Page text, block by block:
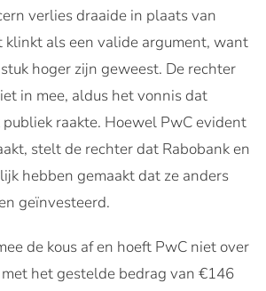
verlies draaide in plaats van
klinkt als een valide argument, want
hoger zijn geweest. De rechter
in mee, aldus het vonnis dat
publiek raakte. Hoewel PwC evident
stelt de rechter dat Rabobank en
hebben gemaakt dat ze anders
geïnvesteerd.
de kous af en hoeft PwC niet over
het gestelde bedrag van €146